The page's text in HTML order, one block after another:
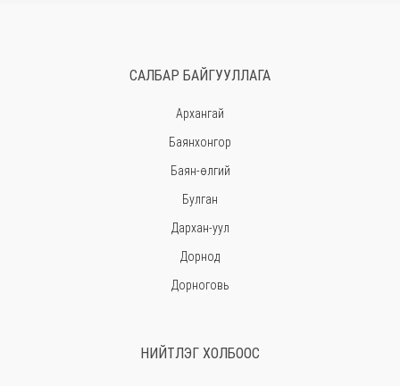
САЛБАР БАЙГУУЛЛАГА
Архангай
Баянхонгор
Баян-өлгий
Булган
Дархан-уул
Дорнод
Дорноговь
НИЙТЛЭГ ХОЛБООС